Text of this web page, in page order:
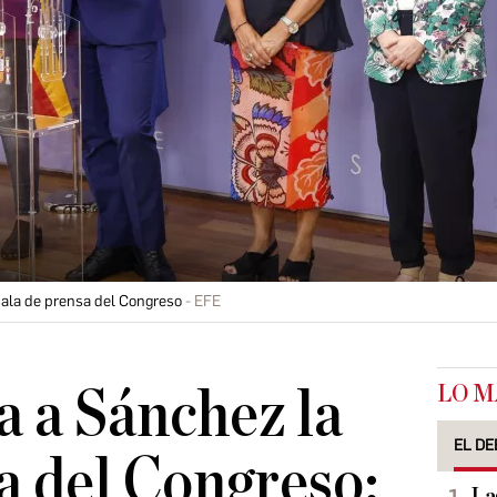
de prensa del Congreso EFE
a Sánchez la
del Congreso:
LO
EL